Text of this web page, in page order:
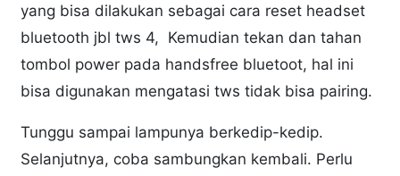
yang bisa dilakukan sebagai cara reset headset
bluetooth jbl tws 4, Kemudian tekan dan tahan
tombol power pada handsfree bluetoot, hal ini
bisa digunakan mengatasi tws tidak bisa pairing.
Tunggu sampai lampunya berkedip-kedip.
Selanjutnya, coba sambungkan kembali. Perlu